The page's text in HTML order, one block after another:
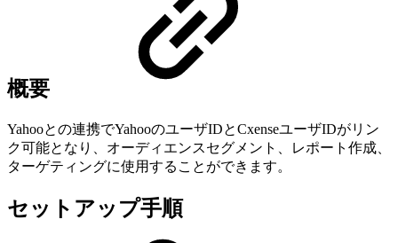
概要
Yahooとの連携でYahooのユーザIDとCxenseユーザIDがリン
ク可能となり、オーディエンスセグメント、レポート作成、
ターゲティングに使用することができます。
セットアップ手順